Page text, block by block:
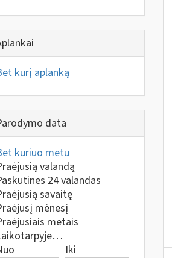
kurį aplanką
data
kuriuo metu
valandą
24 valandas
savaitę
mėnesį
metais
Iki